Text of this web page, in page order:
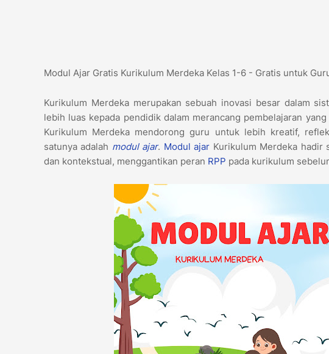
Modul Ajar Gratis Kurikulum Merdeka Kelas 1-6 - Gratis untuk
Kurikulum Merdeka merupakan sebuah inovasi besar dalam
lebih luas kepada pendidik dalam merancang pembelajaran
Kurikulum Merdeka mendorong guru untuk lebih kreatif,
satunya adalah modul ajar. Modul ajar Kurikulum Merdeka hadir
dan kontekstual, menggantikan peran RPP pada kurikulum